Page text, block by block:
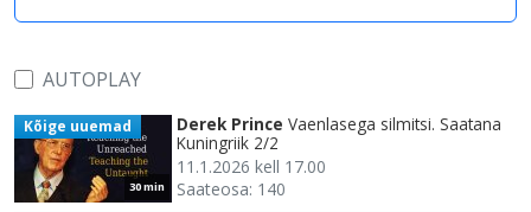
AUTOPLAY
30 min
Kõige uuemad Derek Prince Vaenlasega silmitsi. Saatana
Kuningriik 2/2
11.1.2026 kell 17.00
Saateosa: 140